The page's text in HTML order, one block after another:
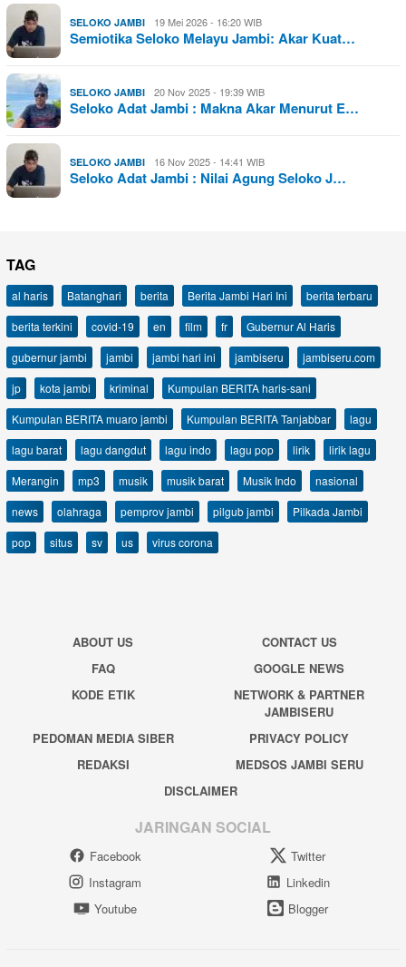
SELOKO JAMBI 19 Mei 2026 - 16:20 WIB
Semiotika Seloko Melayu Jambi: Akar Kuat…
SELOKO JAMBI 20 Nov 2025 - 19:39 WIB
Seloko Adat Jambi : Makna Akar Menurut E…
SELOKO JAMBI 16 Nov 2025 - 14:41 WIB
Seloko Adat Jambi : Nilai Agung Seloko J…
TAG
al haris Batanghari berita Berita Jambi Hari Ini
berita terbaru
berita terkini
covid-19 en film fr
Gubernur Al Haris
gubernur jambi
jambi jambi hari ini jambiseru
jambiseru.com
jp
kota jambi kriminal
Kumpulan BERITA haris-sani
Kumpulan BERITA muaro jambi
Kumpulan BERITA Tanjabbar
lagu
lagu barat
lagu dangdut lagu indo lagu pop lirik
lirik lagu
Merangin
mp3 musik musik barat Musik Indo
nasional
news
olahraga pemprov jambi pilgub jambi
Pilkada Jambi
pop
situs sv us virus corona
ABOUT US
CONTACT US
FAQ
GOOGLE NEWS
KODE ETIK
NETWORK & PARTNER
JAMBISERU
PEDOMAN MEDIA SIBER
PRIVACY POLICY
REDAKSI
MEDSOS JAMBI SERU
DISCLAIMER
JARINGAN SOCIAL
Facebook
Twitter
Instagram
Linkedin
Youtube
Blogger